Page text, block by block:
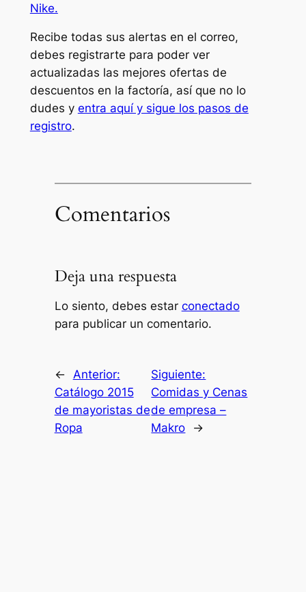
Nike.
Recibe todas sus alertas en el correo,
debes registrarte para poder ver
actualizadas las mejores ofertas de
descuentos en la factoría, así que no lo
dudes y entra aquí y sigue los pasos de
registro.
Comentarios
Deja una respuesta
Lo siento, debes estar conectado
para publicar un comentario.
←
Anterior:
Catálogo 2015
de mayoristas de
Ropa
Siguiente:
Comidas y Cenas
de empresa –
Makro
→